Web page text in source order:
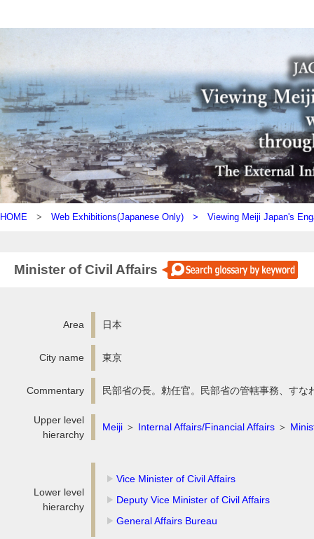
HOME > Web Exhibitions(Japanese Only) > Viewing Meiji Japan's
Minister of Civil Affairs
Area 日本
City name 東京
Commentary 民部省の長。勅任官。民部省の管轄事務、す
Upper level
hierarchy
Meiji ＞ Internal Affairs/Financial Affairs ＞
Lower level
hierarchy
Vice Minister of Civil Affairs
Deputy Vice Minister of Civil Affairs
General Affairs Bureau